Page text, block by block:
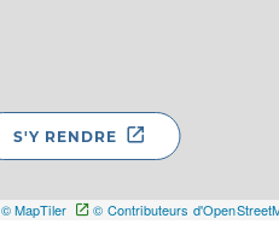
© MapTiler © Contributeurs
S'Y RENDRE